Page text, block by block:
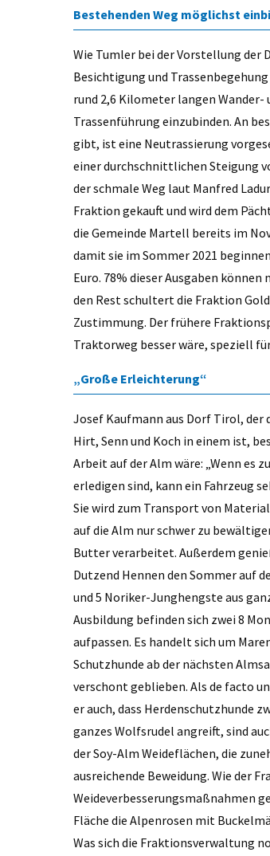
Bestehenden Weg möglichst
Wie Tumler bei der Vorstellung der
Besichtigung und
rund 2,6 Kilometer langen Wander-
Trassenführung einzubinden. An
gibt, ist eine Neutrassierung
einer durchschnittlichen Steigung
der schmale Weg laut Manfred
Fraktion gekauft und wird dem
die Gemeinde Martell bereits im
damit sie im Sommer 2021
Euro. 78% dieser Ausgaben
den Rest schultert die Fraktion
Zustimmung. Der frühere
Traktorweg besser wäre, speziell
„Große Erleichterung“
Josef Kaufmann aus Dorf Tirol, der
Hirt, Senn und Koch in einem ist,
Arbeit auf der Alm wäre: „Wenn es
erledigen sind, kann ein Fahrzeug
Sie wird zum Transport von
auf die Alm nur schwer zu
Butter verarbeitet. Außerdem
Dutzend Hennen den Sommer auf
und 5 Noriker-Junghengste aus
Ausbildung befinden sich zwei 8
aufpassen. Es handelt sich um
Schutzhunde ab der nächsten
verschont geblieben. Als de facto
er auch, dass Herdenschutzhunde
ganzes Wolfsrudel angreift, sind
der Soy-Alm Weideflächen, die
ausreichende Beweidung. Wie der
Weideverbesserungsmaßnahmen
Fläche die Alpenrosen mit
Was sich die Fraktionsverwaltung